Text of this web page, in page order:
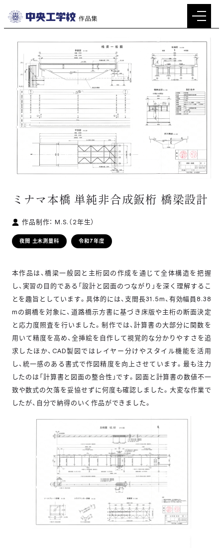
イ
ミナマ本橋 単純非合成鈑桁 橋梁設計
作品制作： M.S. （2年生）
学科夜間 土木測量科 令和7年度
本作品は、橋梁一般図と主桁図の作成を通じて全体構造を把握
し、実習の目的である「設計と図面のつながり」を深く理解するこ
とを趣旨としています。具体的には、支間長31.5m、有効幅員8.38
mの鋼橋を対象に、道路橋示方書に基づき床版や主桁の断面決定
と応力度照査を行いました。制作では、計算書の大部分に関数を
用いて精度を高め、全挿絵を自作して視覚的な分かりやすさを追
求したほか、CAD製図ではレイヤー分けやスタイル機能を活用
し、統一感のある書式で作図精度を向上させています。最も注力
したのは「計算書と図面の整合性」です。図面と計算書の数値不一
致や数式の欠落を妥協せずに何度も確認しました。大変な作業で
したが、自分で納得のいく作品ができました。